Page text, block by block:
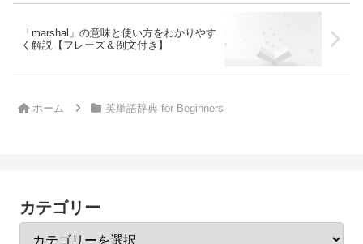
「marshal」の意味と使い方をわかりやす
く解説【フレーズ＆例文付き】
ホーム 英単語辞典 for Beginners
カテゴリー